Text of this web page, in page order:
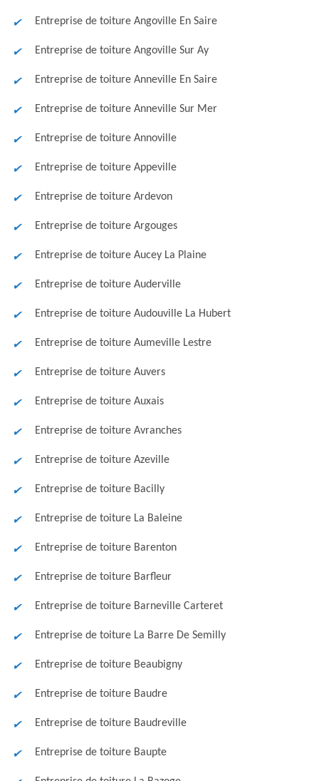
Entreprise de toiture Angoville En Saire
Entreprise de toiture Angoville Sur Ay
Entreprise de toiture Anneville En Saire
Entreprise de toiture Anneville Sur Mer
Entreprise de toiture Annoville
Entreprise de toiture Appeville
Entreprise de toiture Ardevon
Entreprise de toiture Argouges
Entreprise de toiture Aucey La Plaine
Entreprise de toiture Auderville
Entreprise de toiture Audouville La Hubert
Entreprise de toiture Aumeville Lestre
Entreprise de toiture Auvers
Entreprise de toiture Auxais
Entreprise de toiture Avranches
Entreprise de toiture Azeville
Entreprise de toiture Bacilly
Entreprise de toiture La Baleine
Entreprise de toiture Barenton
Entreprise de toiture Barfleur
Entreprise de toiture Barneville Carteret
Entreprise de toiture La Barre De Semilly
Entreprise de toiture Beaubigny
Entreprise de toiture Baudre
Entreprise de toiture Baudreville
Entreprise de toiture Baupte